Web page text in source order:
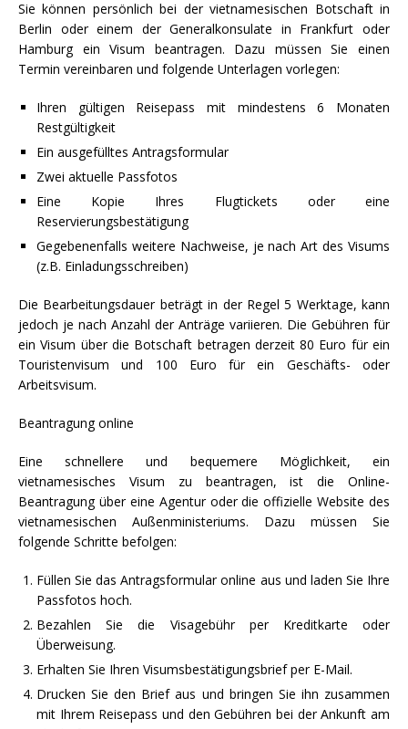
Sie können persönlich bei der vietnamesischen Botschaft in
Berlin oder einem der Generalkonsulate in Frankfurt oder
Hamburg ein Visum beantragen. Dazu müssen Sie einen
Termin vereinbaren und folgende Unterlagen vorlegen:
Ihren gültigen Reisepass mit mindestens 6 Monaten
Restgültigkeit
Ein ausgefülltes Antragsformular
Zwei aktuelle Passfotos
Eine Kopie Ihres Flugtickets oder eine
Reservierungsbestätigung
Gegebenenfalls weitere Nachweise, je nach Art des Visums
(z.B. Einladungsschreiben)
Die Bearbeitungsdauer beträgt in der Regel 5 Werktage, kann
jedoch je nach Anzahl der Anträge variieren. Die Gebühren für
ein Visum über die Botschaft betragen derzeit 80 Euro für ein
Touristenvisum und 100 Euro für ein Geschäfts- oder
Arbeitsvisum.
Beantragung online
Eine schnellere und bequemere Möglichkeit, ein
vietnamesisches Visum zu beantragen, ist die Online-
Beantragung über eine Agentur oder die offizielle Website des
vietnamesischen Außenministeriums. Dazu müssen Sie
folgende Schritte befolgen:
Füllen Sie das Antragsformular online aus und laden Sie Ihre
Passfotos hoch.
Bezahlen Sie die Visagebühr per Kreditkarte oder
Überweisung.
Erhalten Sie Ihren Visumsbestätigungsbrief per E-Mail.
Drucken Sie den Brief aus und bringen Sie ihn zusammen
mit Ihrem Reisepass und den Gebühren bei der Ankunft am